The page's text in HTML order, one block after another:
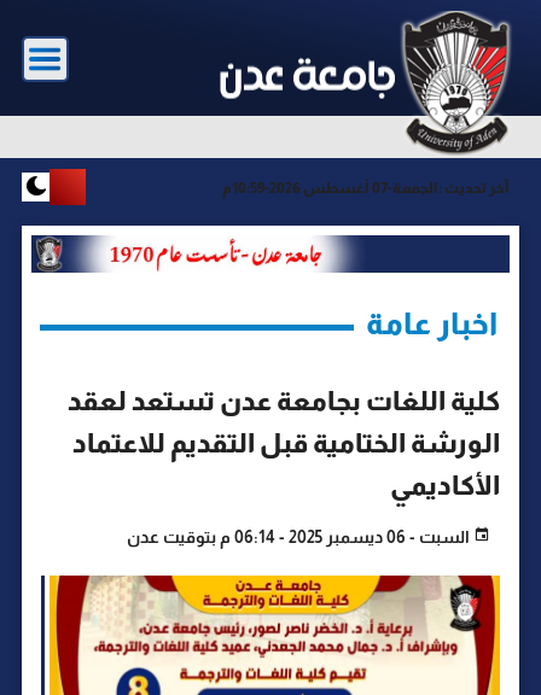
آخر تحديث : الجمعة-07 أغسطس 2026-10:59م
اخبار عامة
كلية اللغات بجامعة عدن تستعد لعقد
الورشة الختامية قبل التقديم للاعتماد
الأكاديمي
السبت - 06 ديسمبر 2025 - 06:14 م بتوقيت عدن